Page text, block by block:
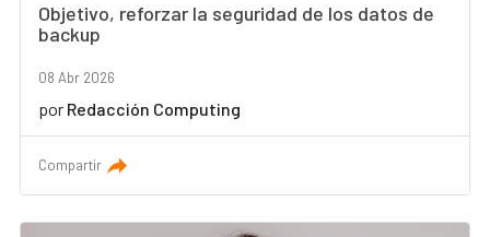
Objetivo, reforzar la seguridad de los datos de
backup
08 Abr 2026
por Redacción Computing
Compartir